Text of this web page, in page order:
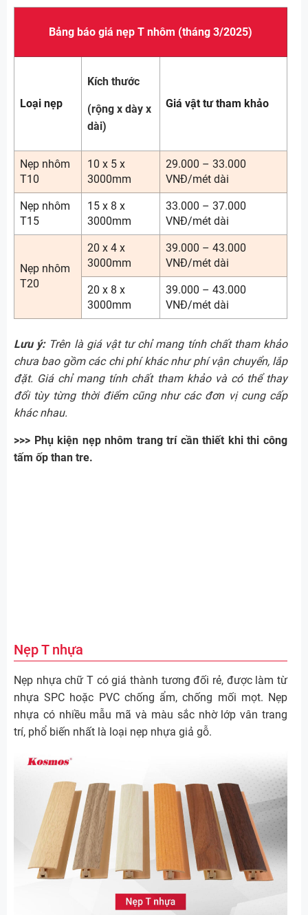
Bảng báo giá nẹp T nhôm (tháng 3/2025)
Loại nẹp
Kích thước
(rộng x dày x
dài)
Giá vật tư tham khảo
Nẹp nhôm
T10
10 x 5 x
3000mm
29.000 – 33.000
VNĐ/mét dài
Nẹp nhôm
T15
15 x 8 x
3000mm
33.000 – 37.000
VNĐ/mét dài
Nẹp nhôm
T20
20 x 4 x
3000mm
39.000 – 43.000
VNĐ/mét dài
20 x 8 x
3000mm
39.000 – 43.000
VNĐ/mét dài
Lưu ý:Trên là giá vật tư chỉ mang tính chất tham khảo
chưa bao gồm các chi phí khác như phí vận chuyển, lắp
đặt. Giá chỉ mang tính chất tham khảo và có thể thay
đổi tùy từng thời điểm cũng như các đơn vị cung cấp
khác nhau.
>>> Phụ kiện nẹp nhôm trang trí cần thiết khi thi công
tấm ốp than tre.
Nẹp T nhựa
Nẹp nhựa chữ T có giá thành tương đối rẻ, được làm từ
nhựa SPC hoặc PVC chống ẩm, chống mối mọt. Nẹp
nhựa có nhiều mẫu mã và màu sắc nhờ lớp vân trang
trí, phổ biến nhất là loại nẹp nhựa giả gỗ.